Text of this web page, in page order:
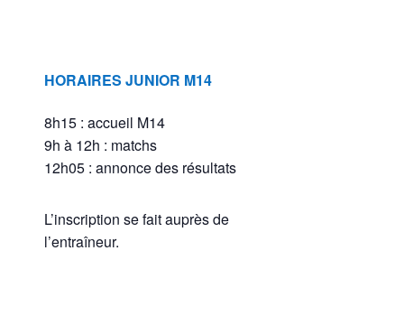
HORAIRES JUNIOR M14
8h15 : accueil M14
9h à 12h : matchs
12h05 : annonce des résultats
L’inscription se fait auprès de
l’entraîneur.